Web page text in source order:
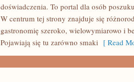
doświadczenia. To portal dla osób
W centrum tej strony znajduje się
gastronomię szeroko, wielowymiarowo i
Pojawiają się tu zarówno smaki [ Read